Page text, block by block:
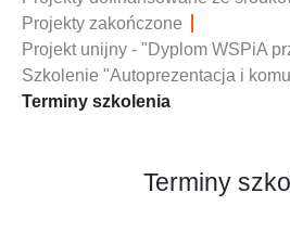
Projekty zakończone
Projekt unijny - "Dyplom WSPiA
Szkolenie "Autoprezentacja i
Terminy szkolenia
Terminy